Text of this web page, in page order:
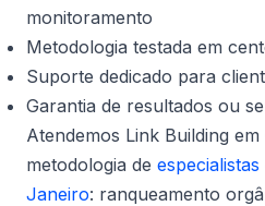
monitoramento
Metodologia testada em
Suporte dedicado para
Garantia de resultados ou
Atendemos Link Building em
metodologia de
Janeiro: ranqueamento